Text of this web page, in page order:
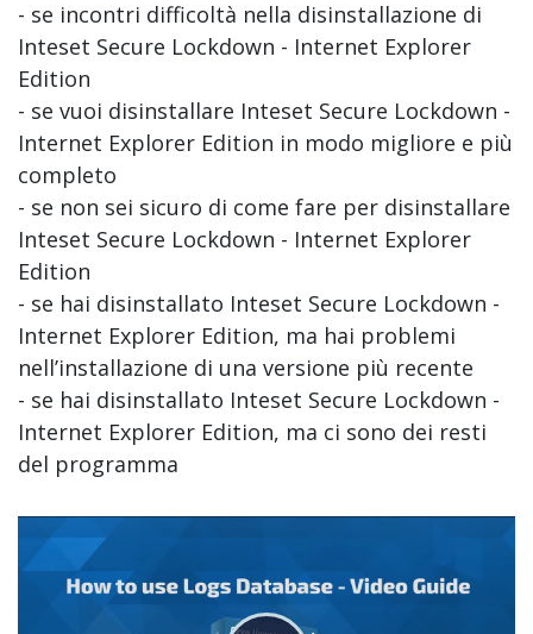
- se incontri difficoltà nella disinstallazione di
Inteset Secure Lockdown - Internet Explorer
Edition
- se vuoi disinstallare Inteset Secure Lockdown -
Internet Explorer Edition in modo migliore e più
completo
- se non sei sicuro di come fare per disinstallare
Inteset Secure Lockdown - Internet Explorer
Edition
- se hai disinstallato Inteset Secure Lockdown -
Internet Explorer Edition, ma hai problemi
nell’installazione di una versione più recente
- se hai disinstallato Inteset Secure Lockdown -
Internet Explorer Edition, ma ci sono dei resti
del programma